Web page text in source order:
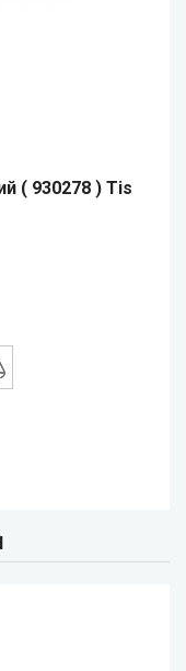
( 930278 ) Tis